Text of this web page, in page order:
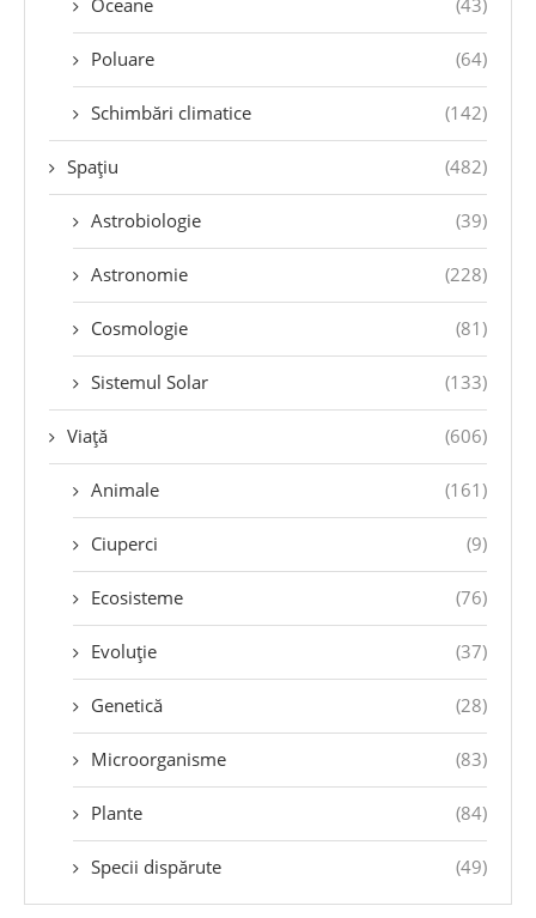
Oceane (43)
Poluare (64)
Schimbări climatice (142)
Spațiu (482)
Astrobiologie (39)
Astronomie (228)
Cosmologie (81)
Sistemul Solar (133)
Viață (606)
Animale (161)
Ciuperci (9)
Ecosisteme (76)
Evoluție (37)
Genetică (28)
Microorganisme (83)
Plante (84)
Specii dispărute (49)